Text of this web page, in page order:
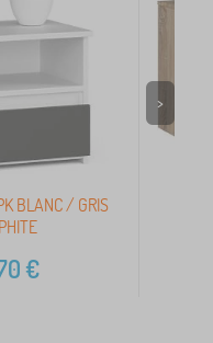
BLANC / GRIS
€
>